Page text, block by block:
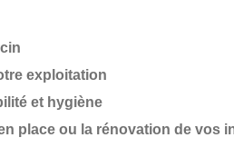
exploitation
et hygiène
place ou la rénovation de vos